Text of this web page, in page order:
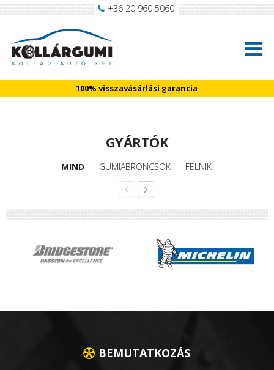
+36 20 960 5060
100% visszavásárlási garancia
GYÁRTÓK
MIND GUMIABRONCSOK FELNIK
BEMUTATKOZÁS